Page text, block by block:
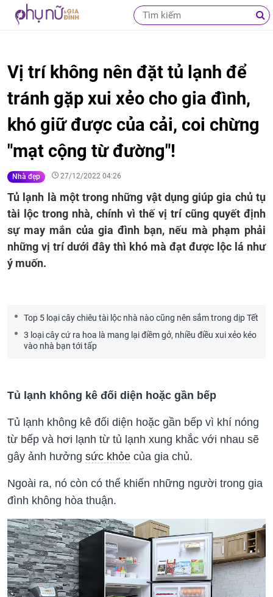
Vị trí không nên đặt tủ lạnh để
tránh gặp xui xẻo cho gia đình,
khó giữ được của cải, coi chừng
"mạt cộng từ đường"!
Nhà đẹp 27/12/2022 04:26
Tủ lạnh là một trong những vật dụng giúp gia chủ tụ
tài lộc trong nhà, chính vì thế vị trí cũng quyết định
sự may mắn của gia đình bạn, nếu mà phạm phải
những vị trí dưới đây thì khó mà đạt được lộc lá như
ý muốn.
Top 5 loại cây chiêu tài lộc nhà nào cũng nên sắm trong dịp Tết
3 loại cây cứ ra hoa là mang lại điềm gở, nhiều điều xui xẻo kéo
vào nhà bạn tới tấp
Tủ lạnh không kê đối diện hoặc gần bếp
Tủ lạnh không kê đối diện hoặc gần bếp vì khí nóng
từ bếp và hơi lạnh từ tủ lạnh xung khắc với nhau sẽ
gây ảnh hưởng sức khỏe của gia chủ.
Ngoài ra, nó còn có thể khiến những người trong gia
đình không hòa thuận.